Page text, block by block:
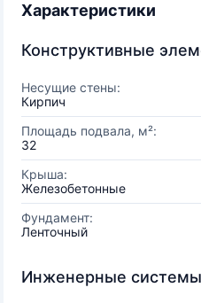
Характеристики
Конструктивные
Несущие стены:
Кирпич
Площадь подвала, м²:
32
Крыша:
Железобетонные
Фундамент:
Ленточный
Инженерные системы